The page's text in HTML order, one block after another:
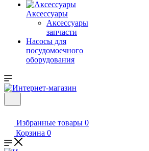
Аксессуары
Аксессуары
запчасти
Насосы для
посудомоечного
оборудования
Избранные товары 0
Корзина 0